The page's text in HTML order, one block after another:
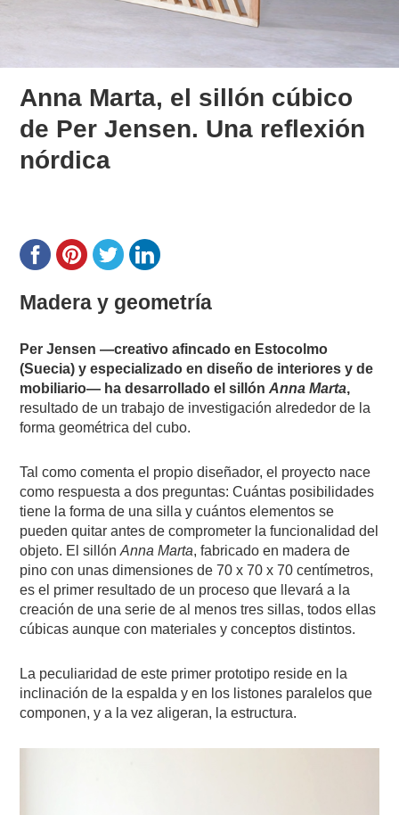
Anna Marta, el sillón cúbico
de Per Jensen. Una reflexión
nórdica
Madera y geometría
Per Jensen —creativo afincado en Estocolmo
(Suecia) y especializado en diseño de interiores y de
mobiliario— ha desarrollado el sillónAnna Marta,
resultado de un trabajo de investigación alrededor de la
forma geométrica del cubo.
Tal como comenta el propio diseñador, el proyecto nace
como respuesta a dos preguntas: Cuántas posibilidades
tiene la forma de una silla y cuántos elementos se
pueden quitar antes de comprometer la funcionalidad del
objeto. El sillónAnna Marta, fabricado en madera de
pino con unas dimensiones de 70 x 70 x 70 centímetros,
es el primer resultado de un proceso que llevará a la
creación de una serie de al menos tres sillas, todos ellas
cúbicas aunque con materiales y conceptos distintos.
La peculiaridad de este primer prototipo reside en la
inclinación de la espalda y en los listones paralelos que
componen, y a la vez aligeran, la estructura.